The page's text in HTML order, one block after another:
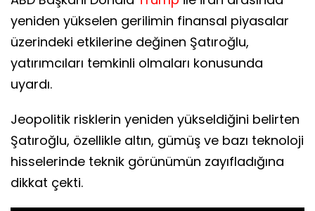
yeniden yükselen gerilimin finansal piyasalar
üzerindeki etkilerine değinen Şatıroğlu,
yatırımcıları temkinli olmaları konusunda
uyardı.
Jeopolitik risklerin yeniden yükseldiğini belirten
Şatıroğlu, özellikle altın, gümüş ve bazı teknoloji
hisselerinde teknik görünümün zayıfladığına
dikkat çekti.